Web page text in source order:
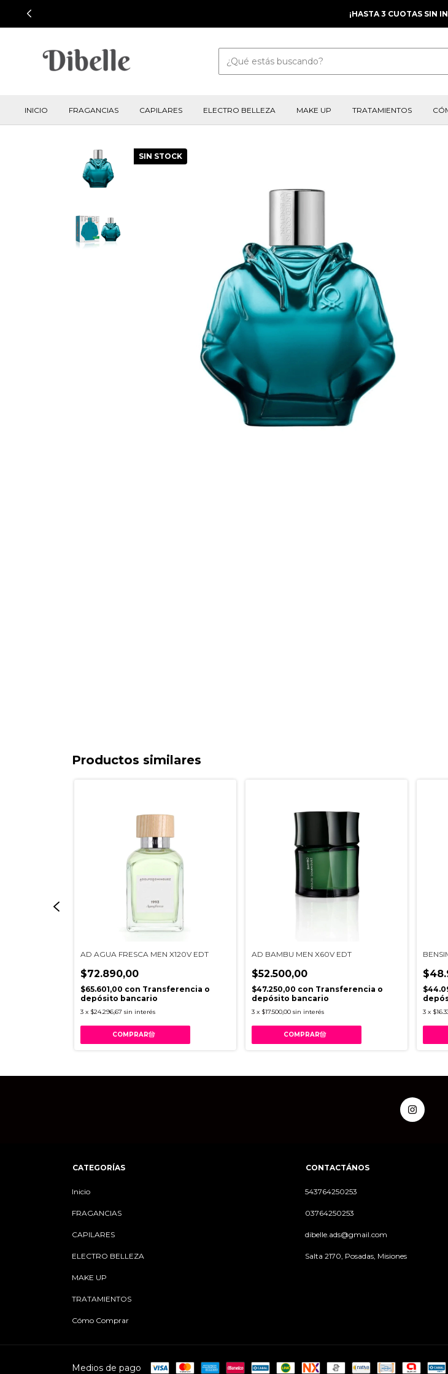
¡HASTA 3 CUOTAS SIN
INICIO FRAGANCIAS CAPILARES ELECTRO BELLEZA MAKE UP TRATAMIENTOS
SIN STOCK
Productos similares
AD AGUA FRESCA MEN X120V EDT
$72.890,00
$65.601,00 con Transferencia o
depósito bancario
3 x $24.296,67 sin interés
AD BAMBU MEN X60V EDT
$52.500,00
$47.250,00 con Transferencia o
depósito bancario
3 x $17.500,00 sin interés 3 x
CATEGORÍAS
Inicio
FRAGANCIAS
CAPILARES
ELECTRO BELLEZA
MAKE UP
TRATAMIENTOS
Cómo Comprar
CONTACTÁNOS
543764250253
03764250253
dibelle.ads@gmail.com
Salta 2170, Posadas, Misiones
Medios de pago